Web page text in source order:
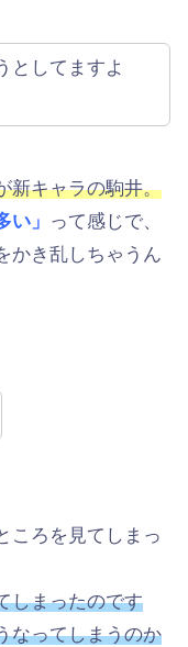
としてますよ
新キャラの駒井。
い」 って感じで、
かき乱しちゃうん
ころを見てしまっ
しまったのです
なってしまうのか